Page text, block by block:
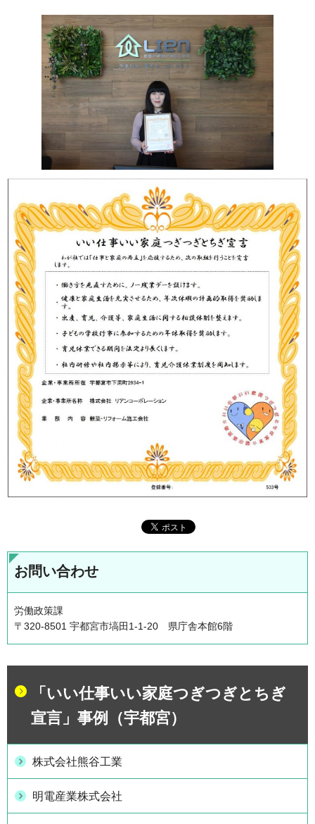
お問い合わせ
労働政策課
〒320-8501 宇都宮市塙田1-1-20 県庁舎本館6階
「いい仕事いい家庭つぎつぎとちぎ
宣言」事例（宇都宮）
株式会社熊谷工業
明電産業株式会社